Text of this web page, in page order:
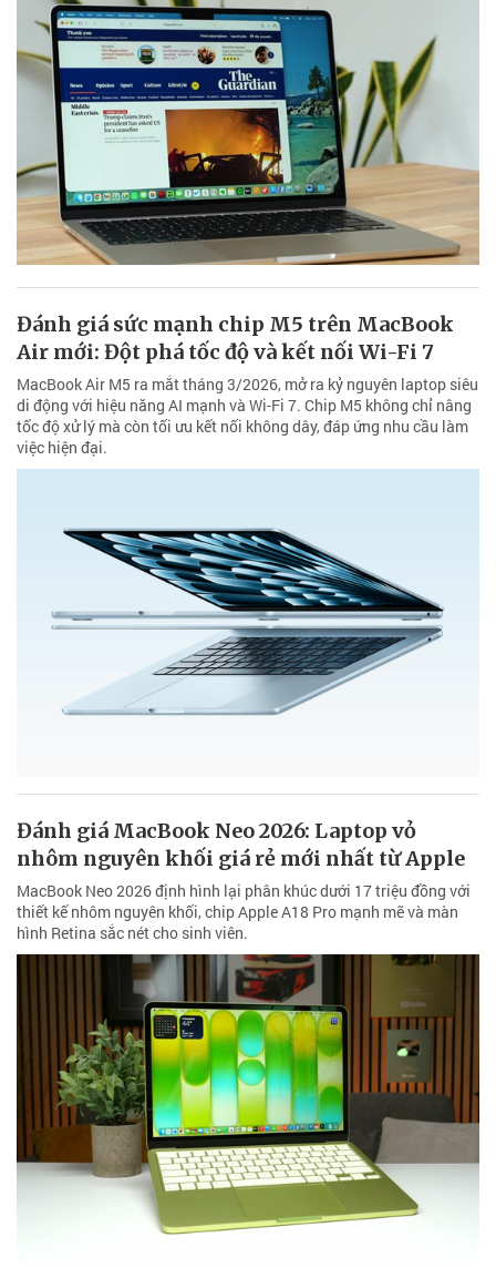
Đánh giá sức mạnh chip M5 trên MacBook
Air mới: Đột phá tốc độ và kết nối Wi-Fi 7
MacBook Air M5 ra mắt tháng 3/2026, mở ra kỷ nguyên laptop siêu
di động với hiệu năng AI mạnh và Wi-Fi 7. Chip M5 không chỉ nâng
tốc độ xử lý mà còn tối ưu kết nối không dây, đáp ứng nhu cầu làm
việc hiện đại.
Đánh giá MacBook Neo 2026: Laptop vỏ
nhôm nguyên khối giá rẻ mới nhất từ Apple
MacBook Neo 2026 định hình lại phân khúc dưới 17 triệu đồng với
thiết kế nhôm nguyên khối, chip Apple A18 Pro mạnh mẽ và màn
hình Retina sắc nét cho sinh viên.